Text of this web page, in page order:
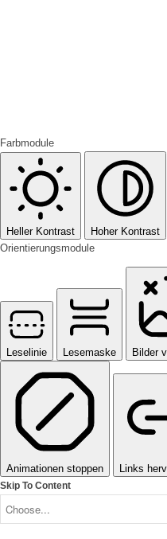
Farbmodule
Heller Kontrast Hoher Kontrast
Orientierungsmodule
Leselinie Lesemaske Bilder
Animationen stoppen Links
Skip To Content